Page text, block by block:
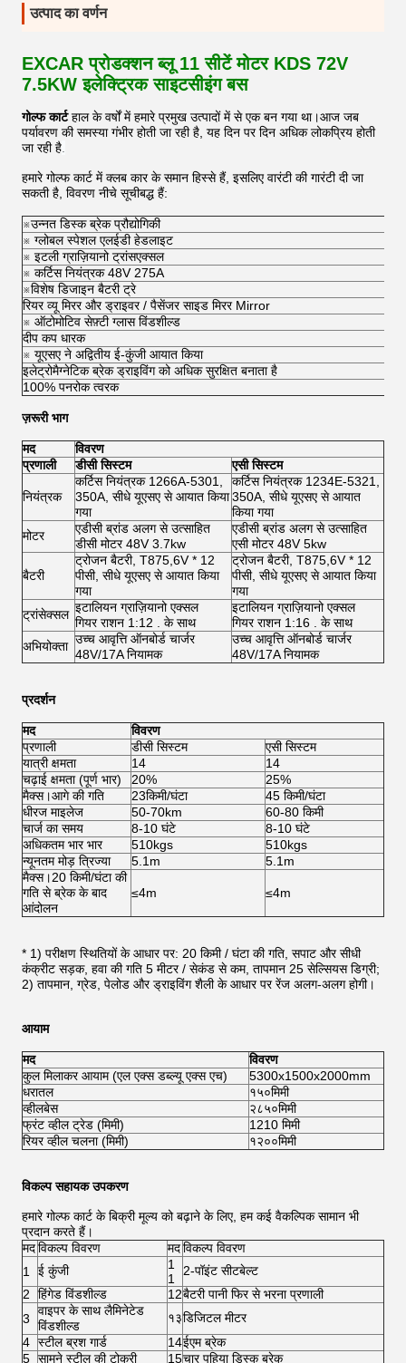
उत्पाद का वर्णन
EXCAR प्रोडक्शन ब्लू 11 सीटें मोटर KDS 72V
7.5KW इलेक्ट्रिक साइटसीइंग बस
गोल्फ कार्टहाल के वर्षों में हमारे प्रमुख उत्पादों में से एक बन गया था।आज जब
पर्यावरण की समस्या गंभीर होती जा रही है, यह दिन पर दिन अधिक लोकप्रिय होती
जा रही है
हमारे गोल्फ कार्ट में क्लब कार के समान हिस्से हैं, इसलिए वारंटी की गारंटी दी जा
सकती है, विवरण नीचे सूचीबद्ध हैं:
※उन्नत डिस्क ब्रेक प्रौद्योगिकी
※ ग्लोबल स्पेशल एलईडी हेडलाइट
※ इटली ग्राज़ियानो ट्रांसएक्सल
※ कर्टिस नियंत्रक 48V 275A
※विशेष डिजाइन बैटरी ट्रे
रियर व्यू मिरर और ड्राइवर / पैसेंजर साइड मिरर Mirror
※ ऑटोमोटिव सेफ़्टी ग्लास विंडशील्ड
दीप कप धारक
※ यूएसए ने अद्वितीय ई-कुंजी आयात किया
इलेट्रोमैग्नेटिक ब्रेक ड्राइविंग को अधिक सुरक्षित बनाता है
100% पनरोक त्वरक
ज़रूरी भाग
मद
विवरण
प्रणाली
डीसी सिस्टम एसी सिस्टम
नियंत्रक
कर्टिस नियंत्रक 1266A-5301,
350A, सीधे यूएसए से आयात किया
गया
कर्टिस नियंत्रक 1234E-5321,
350A, सीधे यूएसए से आयात
किया गया
मोटर
एडीसी ब्रांड अलग से उत्साहित
डीसी मोटर 48V 3.7kw
एडीसी ब्रांड अलग से उत्साहित
एसी मोटर 48V 5kw
बैटरी
ट्रोजन बैटरी, T875,6V * 12
पीसी, सीधे यूएसए से आयात किया
गया
ट्रोजन बैटरी, T875,6V * 12
पीसी, सीधे यूएसए से आयात किया
गया
ट्रांसेक्सल इटालियन ग्राज़ियानो एक्सल
गियर राशन 1:12 . के साथ
इटालियन ग्राज़ियानो एक्सल
गियर राशन 1:16 . के साथ
अभियोक्ता उच्च आवृत्ति ऑनबोर्ड चार्जर
48V/17A नियामक
उच्च आवृत्ति ऑनबोर्ड चार्जर
48V/17A नियामक
प्रदर्शन
मद
विवरण
प्रणाली
डीसी सिस्टम
एसी सिस्टम
यात्री क्षमता
14
14
चढ़ाई क्षमता (पूर्ण भार)
20%
25%
मैक्स।आगे की गति
23किमी/घंटा
45 किमी/घंटा
धीरज माइलेज
50-70km
60-80 किमी
चार्ज का समय
8-10 घंटे
8-10 घंटे
अधिकतम भार भार
510kgs
510kgs
न्यूनतम मोड़ त्रिज्या
5.1m
5.1m
मैक्स।20 किमी/घंटा की
गति से ब्रेक के बाद
आंदोलन
≤4m ≤4m
* 1) परीक्षण स्थितियों के आधार पर: 20 किमी / घंटा की गति, सपाट और सीधी
कंक्रीट सड़क, हवा की गति 5 मीटर / सेकंड से कम, तापमान 25 सेल्सियस डिग्री;
2) तापमान, ग्रेड, पेलोड और ड्राइविंग शैली के आधार पर रेंज अलग-अलग होगी।
आयाम
मद
विवरण
कुल मिलाकर आयाम (एल एक्स डब्ल्यू एक्स एच)
5300x1500x2000mm
धरातल
१५०मिमी
व्हीलबेस
२८५०मिमी
फ्रंट व्हील ट्रेड (मिमी)
1210 मिमी
रियर व्हील चलना (मिमी)
१२००मिमी
विकल्प सहायक उपकरण
हमारे गोल्फ कार्ट के बिक्री मूल्य को बढ़ाने के लिए, हम कई वैकल्पिक सामान भी
प्रदान करते हैं।
मदविकल्प विवरण मदविकल्प विवरण
1
ई कुंजी
1
1
2-पॉइंट सीटबेल्ट
2
हिंगेड विंडशील्ड 12बैटरी पानी फिर से भरना प्रणाली
3
वाइपर के साथ लैमिनेटेड
विंडशील्ड
१३डिजिटल मीटर
4 स्टील ब्रश गार्ड 14ईएम ब्रेक
5 सामने स्टील की टोकरी 15चार पहिया डिस्क ब्रेक